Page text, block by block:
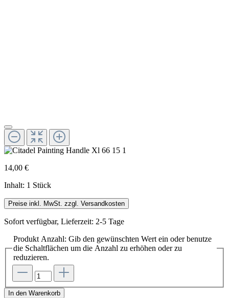
14,00 €
Inhalt: 1 Stück
Preise inkl. MwSt. zzgl. Versandkosten
Sofort verfügbar, Lieferzeit: 2-5 Tage
Produkt Anzahl: Gib den gewünschten Wert ein oder benutze
die Schaltflächen um die Anzahl zu erhöhen oder zu
reduzieren.
In den Warenkorb